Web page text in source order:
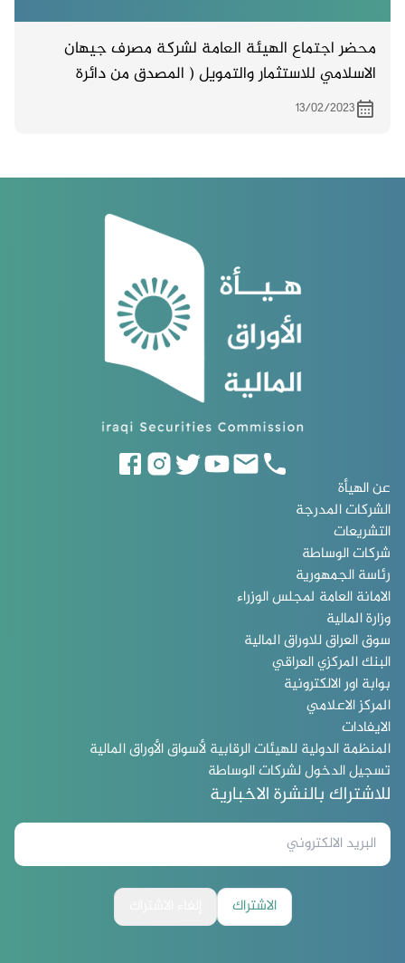
محضر اجتماع الهيئة العامة لشركة مصرف جيهان
الاسلامي للاستثمار والتمويل ( المصدق من دائرة
تسجيل الشركات ) والمنعقد بتاريخ 3/12/2022
13/02/2023
عن الهيأة
الشركات المدرجة
التشريعات
شركات الوساطة
رئاسة الجمهورية
الامانة العامة لمجلس الوزراء
وزارة المالية
سوق العراق للاوراق المالية
البنك المركزي العراقي
بوابة اور الالكترونية
المركز الاعلامي
الايفادات
المنظمة الدولية للهيئات الرقابية لأسواق الأوراق المالية
تسجيل الدخول لشركات الوساطة
للاشتراك بالنشرة الاخبارية
الاشتراك